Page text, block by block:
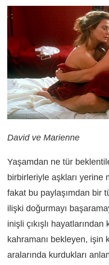
David ve Marienne
Yaşamdan ne tür
birbirleriyle aşkları yerine
fakat bu paylaşımdan bir
ilişki doğurmayı
inişli çıkışlı
kahramanı bekleyen, işin
aralarında kurdukları